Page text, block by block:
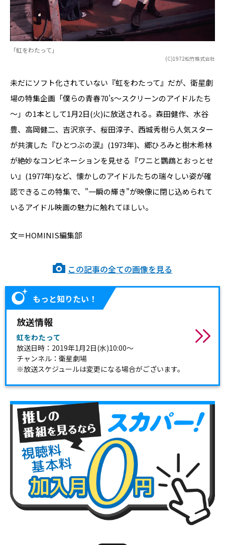
「虹をわたって」
(C)1972松竹株式会社
未だにソフト化されていない『虹をわたって』だが、衛星劇
場の特集企画「僕らの青春70's～スクリーンのアイドルたち
～」の1本として1月2日(火)に放送される。森田健作、水谷
豊、高岡健二、吉沢京子、桜田淳子、西城秀樹ら人気スター
が共演した『ひとつぶの涙』(1973年)、郷ひろみと樹木希林
が絶妙なコンビネーションを見せる『ワニと鸚鵡とおっとせ
い』(1977年)など、懐かしのアイドルたちの瑞々しい姿が確
認できるこの特集で、"一瞬の輝き"が映像に閉じ込められて
いるアイドル映画の魅力に触れてほしい。
文＝HOMINIS編集部
この記事の全ての画像を見る
もっと知りたい！
放送情報
虹をわたって
放送日時：2019年1月2日(水)10:00～
チャンネル：衛星劇場
※放送スケジュールは変更になる場合がございます。